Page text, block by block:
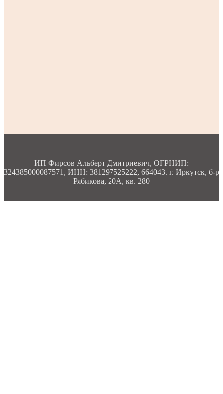
ИП Фирсов Альберт Дмитриевич, ОГРНИП:
324385000087571, ИНН: 381297525222, 664043. г. Иркутск, б-р
Рябикова, 20А, кв. 280